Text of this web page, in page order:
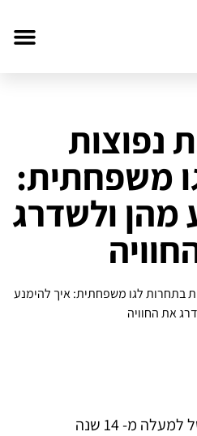
נפוצות
משפחתית:
מהן ולשדרג
בתחרות לגו משפחתית: איך להימנע
את החוויה
מ- 14 שנה